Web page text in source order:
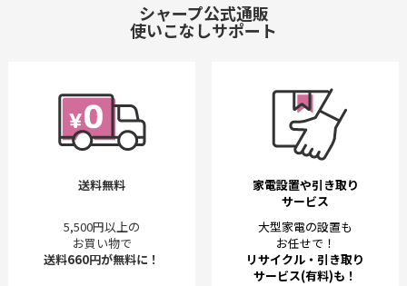
シャープ公式通販
使いこなしサポート
送料無料
5,500円以上の
お買い物で
送料660円が無料に！
家電設置や引き取り
サービス
大型家電の設置も
お任せで！
リサイクル・引き取り
サービス(有料)も！